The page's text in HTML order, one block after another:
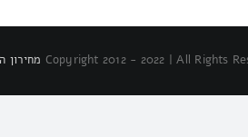
Copyright 2012 - 2022 | All Rights מחירון